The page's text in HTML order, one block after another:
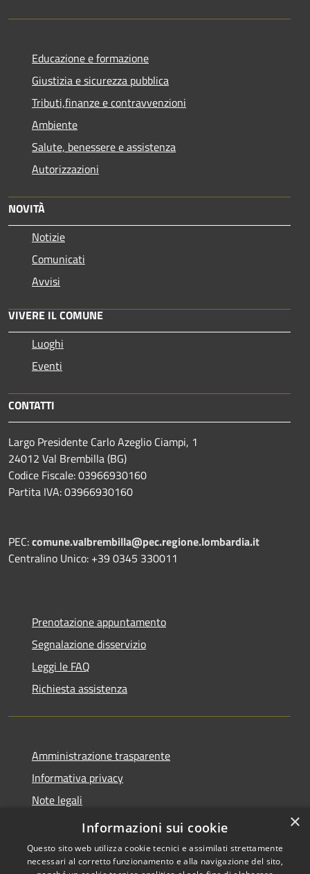
Educazione e formazione
Giustizia e sicurezza pubblica
Tributi,finanze e contravvenzioni
Ambiente
Salute, benessere e assistenza
Autorizzazioni
NOVITÀ
Notizie
Comunicati
Avvisi
VIVERE IL COMUNE
Luoghi
Eventi
CONTATTI
Largo Presidente Carlo Azeglio Ciampi, 1
24012 Val Brembilla (BG)
Codice Fiscale: 03966930160
Partita IVA: 03966930160
PEC:comune.valbrembilla@pec.regione.lombardia.it
Centralino Unico: +39 0345 330011
Prenotazione appuntamento
Segnalazione disservizio
Leggi le FAQ
Richiesta assistenza
Amministrazione trasparente
Informativa privacy
Note legali
Dichiarazione di accessibilità
×
Informazioni sui cookie
Questo sito web utilizza cookie tecnici e assimilati strettamente
necessari al corretto funzionamento e alla navigazione del sito,